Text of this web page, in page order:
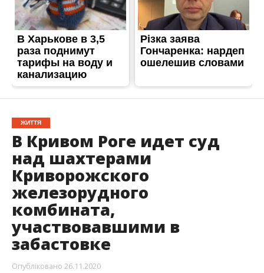
ЖИТТЯ
В Кривом Роге идет суд
над шахтерами
Криворожского
железорудного
комбината,
участвовавшими в
забастовке
Опубліковано 26.11.2020